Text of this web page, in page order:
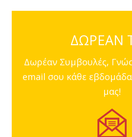
ΔΩΡΕΑΝ
Δωρέαν Συμβουλές,
email σου κάθε
μας!